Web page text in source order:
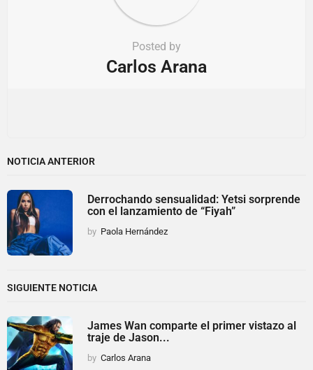
Posted by
Carlos Arana
NOTICIA ANTERIOR
Derrochando sensualidad: Yetsi sorprende
con el lanzamiento de “Fiyah”
by Paola Hernández
SIGUIENTE NOTICIA
James Wan comparte el primer vistazo al
traje de Jason...
by Carlos Arana